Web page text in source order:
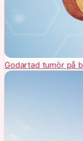
Godartad tumör på